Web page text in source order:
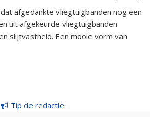
afgedankte vliegtuigbanden nog een
uit afgekeurde vliegtuigbanden
slijtvastheid. Een mooie vorm van
Tip de redactie